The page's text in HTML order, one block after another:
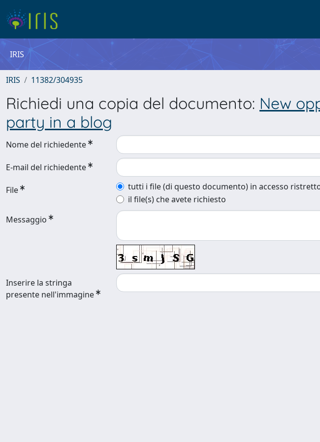
IRIS
IRIS 11382/304935
Richiedi una copia del documento: New
party in a blog
Nome del richiedente
E-mail del richiedente
File
tutti i file (di questo documento) in accesso
il file(s) che avete richiesto
Messaggio
Inserire la stringa
presente nell'immagine